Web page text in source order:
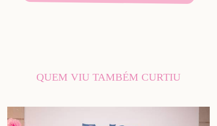
QUEM VIU TAMBÉM CURTIU